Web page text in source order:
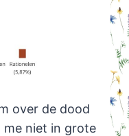
over de dood
me niet in grote